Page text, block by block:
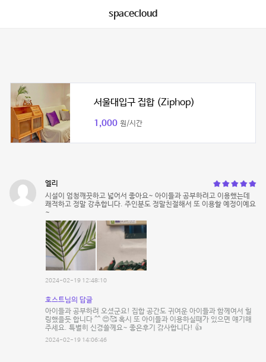
spacecloud
서울대입구 집합 (Ziphop)
1,000 원/시간
엘리
시설이 엄청깨끗하고 넓어서 좋아요~ 아이들과 공부하려고 이용했는데
쾌적하고 정말 강추합니다. 주인분도 정말친절해서 또 이용할 예정이예요
~
2024-02-19 12:48:10
호스트님의 답글
아이들과 공부하려 오셨군요! 집합 공간도 귀여운 아이들과 함께여서 힐
링했을듯 합니다 ^^ 😍🥰 혹시 또 아이들과 이용하실때가 있으면 얘기해
주세요. 특별히 신경쓸께요~ 좋은후기 감사합니다! 👍
2024-02-19 14:06:46